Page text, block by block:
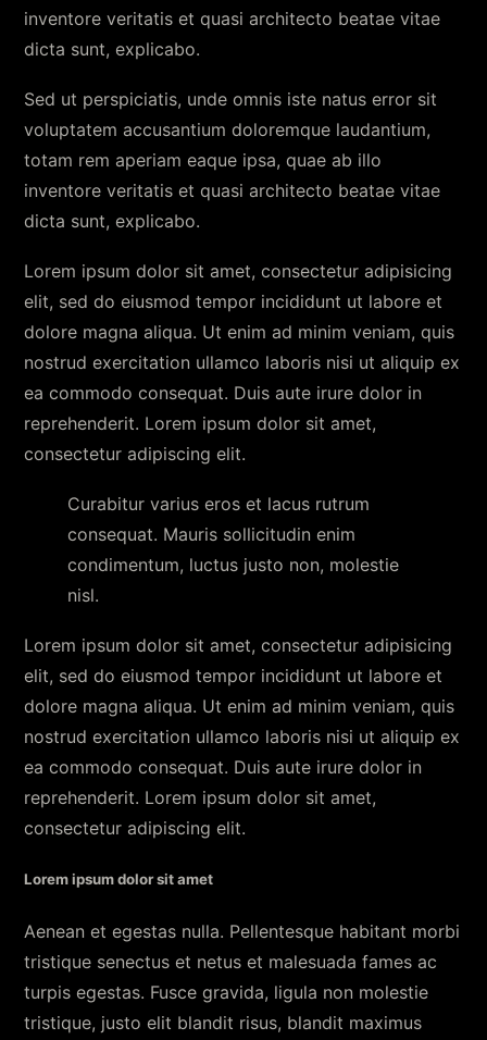
inventore veritatis et quasi architecto beatae vitae
dicta sunt, explicabo.
Sed ut perspiciatis, unde omnis iste natus error sit
voluptatem accusantium doloremque laudantium,
totam rem aperiam eaque ipsa, quae ab illo
inventore veritatis et quasi architecto beatae vitae
dicta sunt, explicabo.
Lorem ipsum dolor sit amet, consectetur adipisicing
elit, sed do eiusmod tempor incididunt ut labore et
dolore magna aliqua. Ut enim ad minim veniam, quis
nostrud exercitation ullamco laboris nisi ut aliquip ex
ea commodo consequat. Duis aute irure dolor in
reprehenderit. Lorem ipsum dolor sit amet,
consectetur adipiscing elit.
Curabitur varius eros et lacus rutrum
consequat. Mauris sollicitudin enim
condimentum, luctus justo non, molestie
nisl.
Lorem ipsum dolor sit amet, consectetur adipisicing
elit, sed do eiusmod tempor incididunt ut labore et
dolore magna aliqua. Ut enim ad minim veniam, quis
nostrud exercitation ullamco laboris nisi ut aliquip ex
ea commodo consequat. Duis aute irure dolor in
reprehenderit. Lorem ipsum dolor sit amet,
consectetur adipiscing elit.
Lorem ipsum dolor sit amet
Aenean et egestas nulla. Pellentesque habitant morbi
tristique senectus et netus et malesuada fames ac
turpis egestas. Fusce gravida, ligula non molestie
tristique, justo elit blandit risus, blandit maximus